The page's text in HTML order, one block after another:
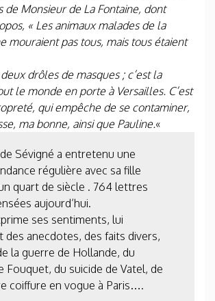
de Monsieur de La Fontaine, dont
« Les animaux malades de la
mouraient pas tous, mais tous étaient
drôles de masques ; c’est la
le monde en porte à Versailles. C’est
qui empêche de se contaminer,
ma bonne, ainsi que Pauline.«
Sévigné a entretenu une
régulière avec sa fille
quart de siècle . 764 lettres
aujourd’hui.
ses sentiments, lui
des anecdotes, des faits divers,
la guerre de Hollande, du
Fouquet, du suicide de Vatel, de
coiffure en vogue à Paris….